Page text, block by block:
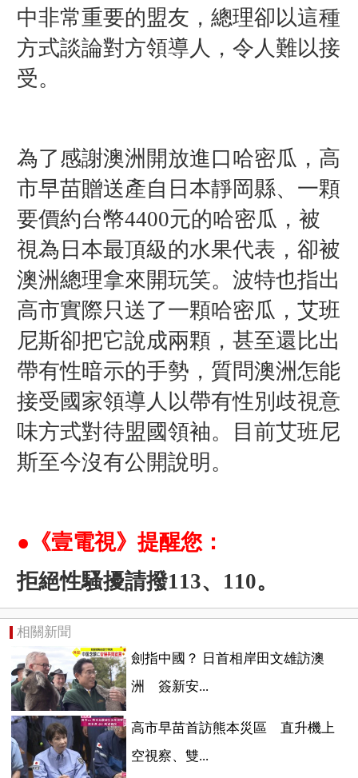
中非常重要的盟友，總理卻以這種
方式談論對方領導人，令人難以接
受。
為了感謝澳洲開放進口哈密瓜， 高
市早苗贈送產自日本靜岡縣、 一顆
要價約台幣4400元的哈密瓜 ， 被
視為日本最頂級的水果代表， 卻被
澳洲總理拿來開玩笑。 波特也指出
高市實際只送了一顆哈密瓜，艾班
尼斯卻把它說成兩顆，甚至還比出
帶有性暗示的手勢，質問澳洲怎能
接受國家領導人以帶有性別歧視意
味方式對待盟國領袖。目前艾班尼
斯至今沒有公開說明。
●《壹電視》提醒您：
拒絕性騷擾請撥113、110。
相關新聞
劍指中國？ 日首相岸田文雄訪澳
洲 簽新安...
高市早苗首訪熊本災區 直升機上
空視察、雙...